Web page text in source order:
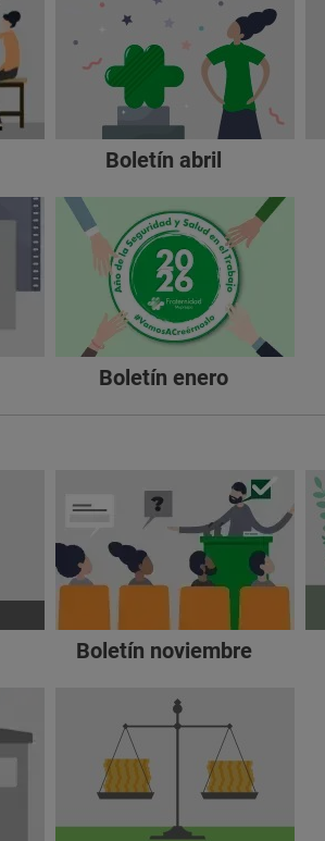
Boletín abril
Boletín enero
Boletín noviembre